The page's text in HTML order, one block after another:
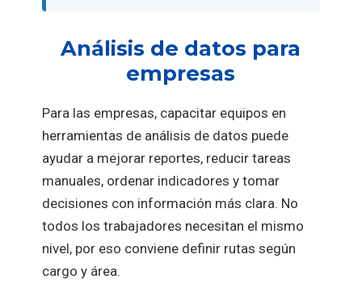
Análisis de datos para
empresas
Para las empresas, capacitar equipos en
herramientas de análisis de datos puede
ayudar a mejorar reportes, reducir tareas
manuales, ordenar indicadores y tomar
decisiones con información más clara. No
todos los trabajadores necesitan el mismo
nivel, por eso conviene definir rutas según
cargo y área.